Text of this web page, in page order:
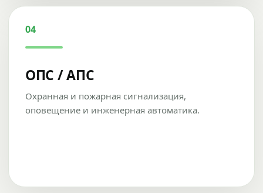
04
ОПС / АПС
Охранная и пожарная сигнализация,
оповещение и инженерная автоматика.